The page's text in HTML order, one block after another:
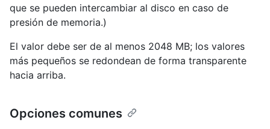
que se pueden intercambiar al disco en caso de
presión de memoria.)
El valor debe ser de al menos 2048 MB; los valores
más pequeños se redondean de forma transparente
hacia arriba.
Opciones comunes